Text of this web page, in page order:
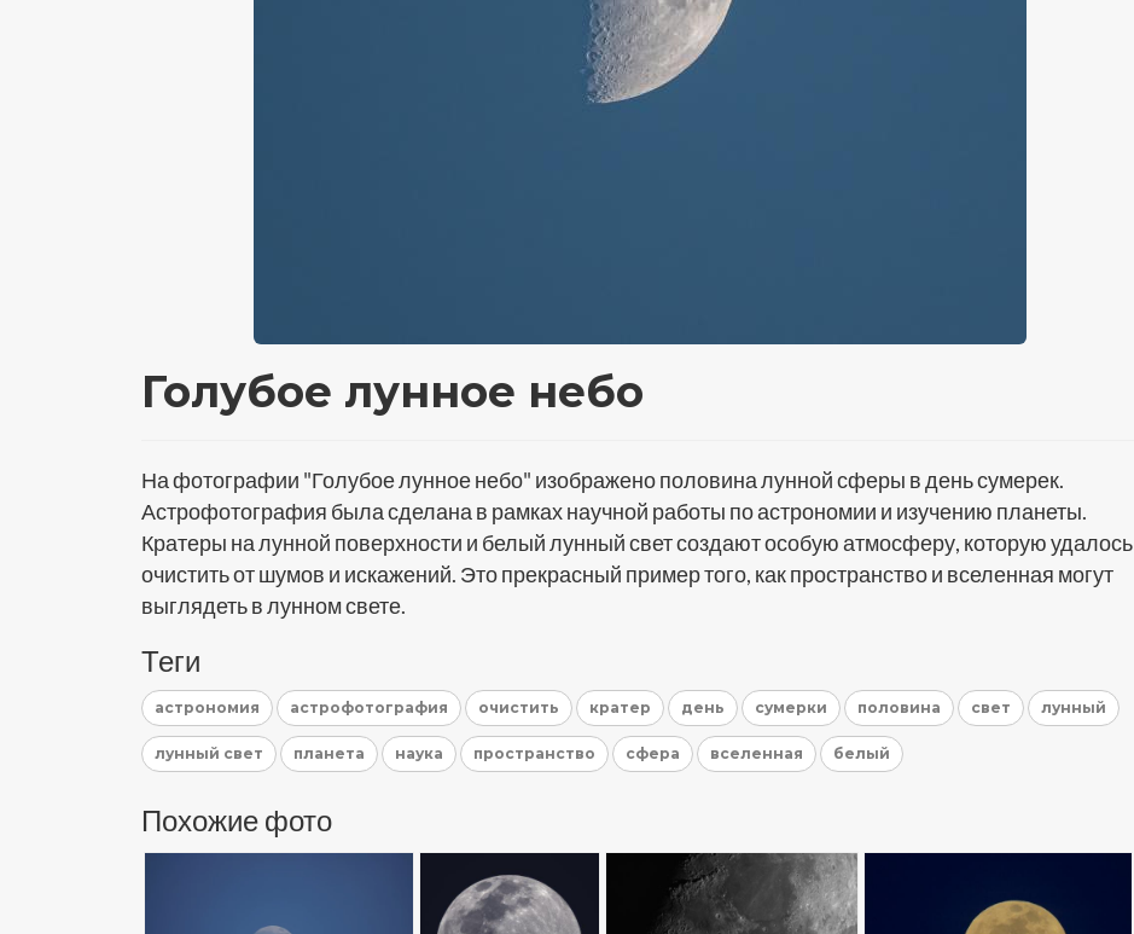
Голубое лунное небо
На фотографии "Голубое лунное небо" изображено половина лунной сферы в день сумерек.
Астрофотография была сделана в рамках научной работы по астрономии и изучению планеты.
Кратеры на лунной поверхности и белый лунный свет создают особую атмосферу, которую удалось
очистить от шумов и искажений. Это прекрасный пример того, как пространство и вселенная могут
выглядеть в лунном свете.
Теги
астрономия астрофотография очистить кратер день сумерки половина свет лунный
лунный свет планета наука пространство сфера вселенная белый
Похожие фото